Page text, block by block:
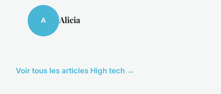
A Alicia
Voir tous les articles High tech →